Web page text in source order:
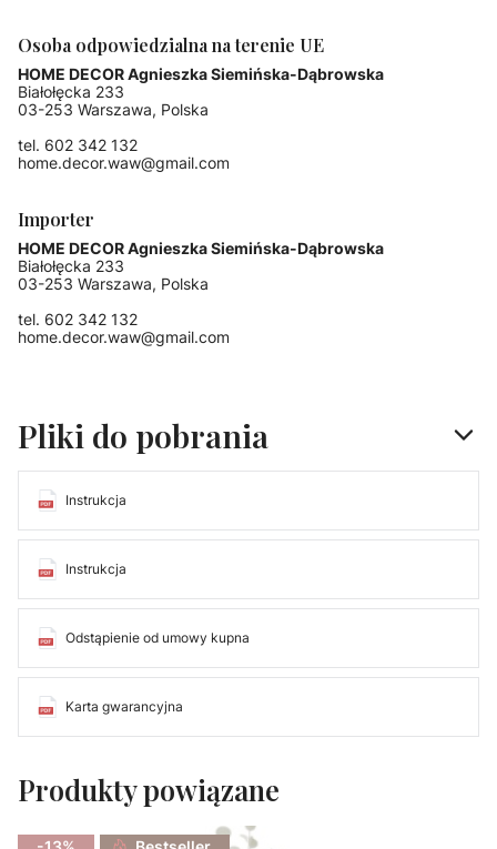
Osoba odpowiedzialna na terenie UE
HOME DECOR Agnieszka Siemińska-Dąbrowska
Białołęcka 233
03-253 Warszawa, Polska
tel. 602 342 132
home.decor.waw@gmail.com
Importer
HOME DECOR Agnieszka Siemińska-Dąbrowska
Białołęcka 233
03-253 Warszawa, Polska
tel. 602 342 132
home.decor.waw@gmail.com
Pliki do pobrania
Instrukcja
Instrukcja
Odstąpienie od umowy kupna
Karta gwarancyjna
Produkty powiązane